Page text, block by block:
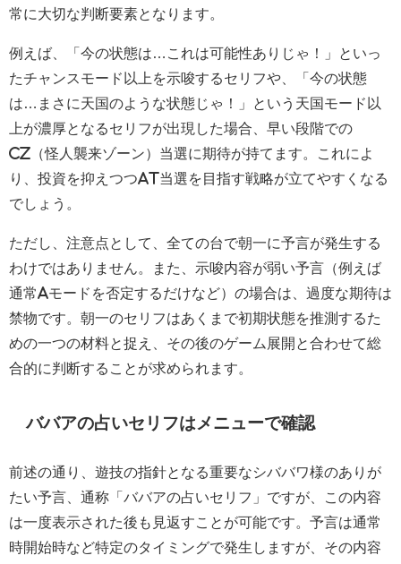
常に大切な判断要素となります。
例えば、「今の状態は…これは可能性ありじゃ！」といっ
たチャンスモード以上を示唆するセリフや、「今の状態
は…まさに天国のような状態じゃ！」という天国モード以
上が濃厚となるセリフが出現した場合、早い段階での
CZ（怪人襲来ゾーン）当選に期待が持てます。これによ
り、投資を抑えつつAT当選を目指す戦略が立てやすくなる
でしょう。
ただし、注意点として、全ての台で朝一に予言が発生する
わけではありません。また、示唆内容が弱い予言（例えば
通常Aモードを否定するだけなど）の場合は、過度な期待は
禁物です。朝一のセリフはあくまで初期状態を推測するた
めの一つの材料と捉え、その後のゲーム展開と合わせて総
合的に判断することが求められます。
ババアの占いセリフはメニューで確認
前述の通り、遊技の指針となる重要なシババワ様のありが
たい予言、通称「ババアの占いセリフ」ですが、この内容
は一度表示された後も見返すことが可能です。予言は通常
時開始時など特定のタイミングで発生しますが、その内容